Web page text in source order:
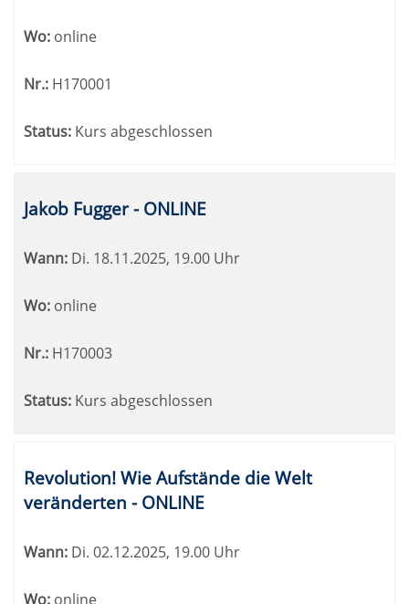
Wo: online
Nr.: H170001
Status: Kurs abgeschlossen
Jakob Fugger - ONLINE
Wann: Di. 18.11.2025, 19.00 Uhr
Wo: online
Nr.: H170003
Status: Kurs abgeschlossen
Revolution! Wie Aufstände die Welt
veränderten - ONLINE
Wann: Di. 02.12.2025, 19.00 Uhr
Wo: online